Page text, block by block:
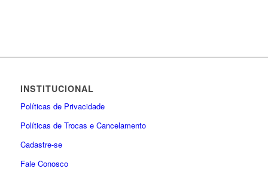
INSTITUCIONAL
Políticas de Privacidade
Políticas de Trocas e Cancelamento
Cadastre-se
Fale Conosco